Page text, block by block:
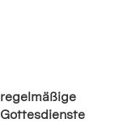
regelmäßige
Gottesdienste